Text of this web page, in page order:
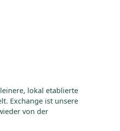
lokal etablierte
Exchange ist unsere
von der